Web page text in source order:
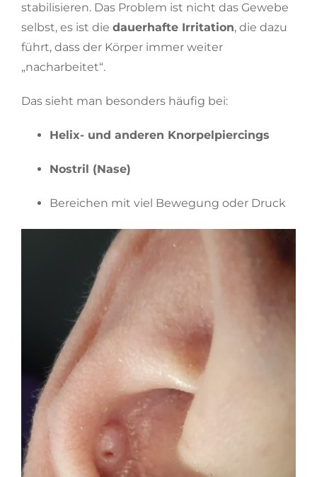
stabilisieren. Das Problem ist nicht das Gewebe
selbst, es ist die dauerhafte Irritation, die dazu
führt, dass der Körper immer weiter
„nacharbeitet“.
Das sieht man besonders häufig bei:
Helix- und anderen Knorpelpiercings
Nostril (Nase)
Bereichen mit viel Bewegung oder Druck